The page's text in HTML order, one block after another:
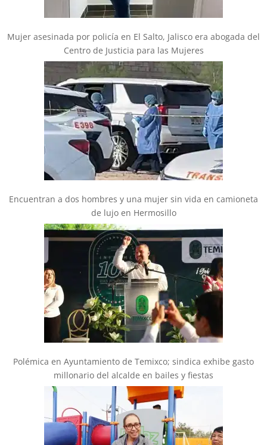
Mujer asesinada por policía en El Salto, Jalisco era abogada del
Centro de Justicia para las Mujeres
Encuentran a dos hombres y una mujer sin vida en camioneta
de lujo en Hermosillo
Polémica en Ayuntamiento de Temixco; sindica exhibe gasto
millonario del alcalde en bailes y fiestas